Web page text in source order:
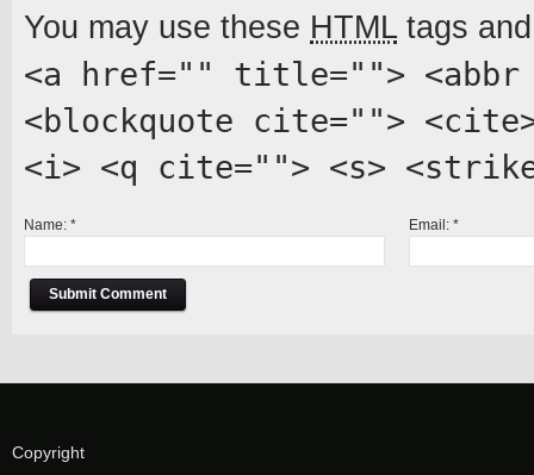
You may use these HTMLtags
<a href="" title="">
<blockquote cite="">
<i> <q cite=""> <s>
Name: * Email:*
Copyright